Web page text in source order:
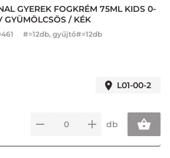
GYEREK FOGKRÉM 75ML KIDS 0-
GYÜMÖLCSÖS / KÉK
#=12db, gyűjtő#=12db
L01-00-2
db